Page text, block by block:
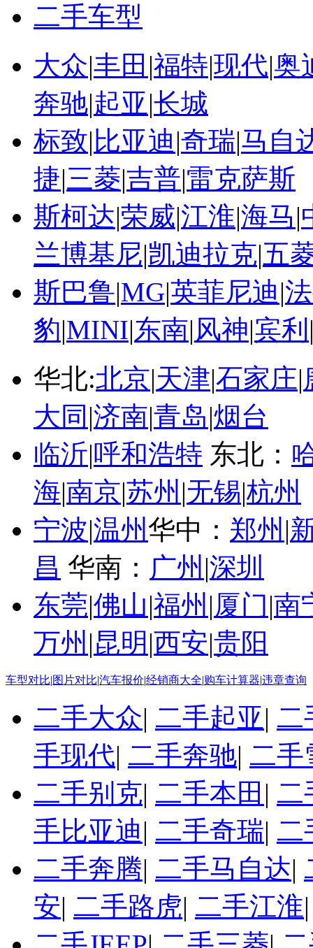
二手车型
大众|丰田 |福特|现代|奥
奔驰|起亚|长城
标致| 比亚迪|奇瑞|马自
捷|三菱|吉普|雷克萨斯
斯柯达|荣威|江淮|海马|
兰博基尼|凯迪拉克|五
斯巴鲁|MG|英菲尼迪|
豹|MINI|东南|风神|宾利
华北:北京|天津|石家庄|
大同 |济南|青岛|烟台
临沂|呼和浩特 东北：
海|南京|苏州 |无锡|杭州
宁波|温州华中： 郑州 |
昌 华南： 广州 |深圳
东莞|佛山|福州 |厦门|南
万州 |昆明 |西安|贵阳
车型对比|图片对比|汽车报价|经销商大全|购车计算器|违章查询
二手大众| 二手起亚| 二
手现代| 二手奔驰| 二手
二手别克| 二手本田 | 二
手比亚迪| 二手奇瑞| 二
二手奔腾| 二手马自达|
安| 二手路虎| 二手江淮